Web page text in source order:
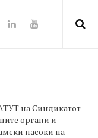
на Синдикатот
органи и
насоки на